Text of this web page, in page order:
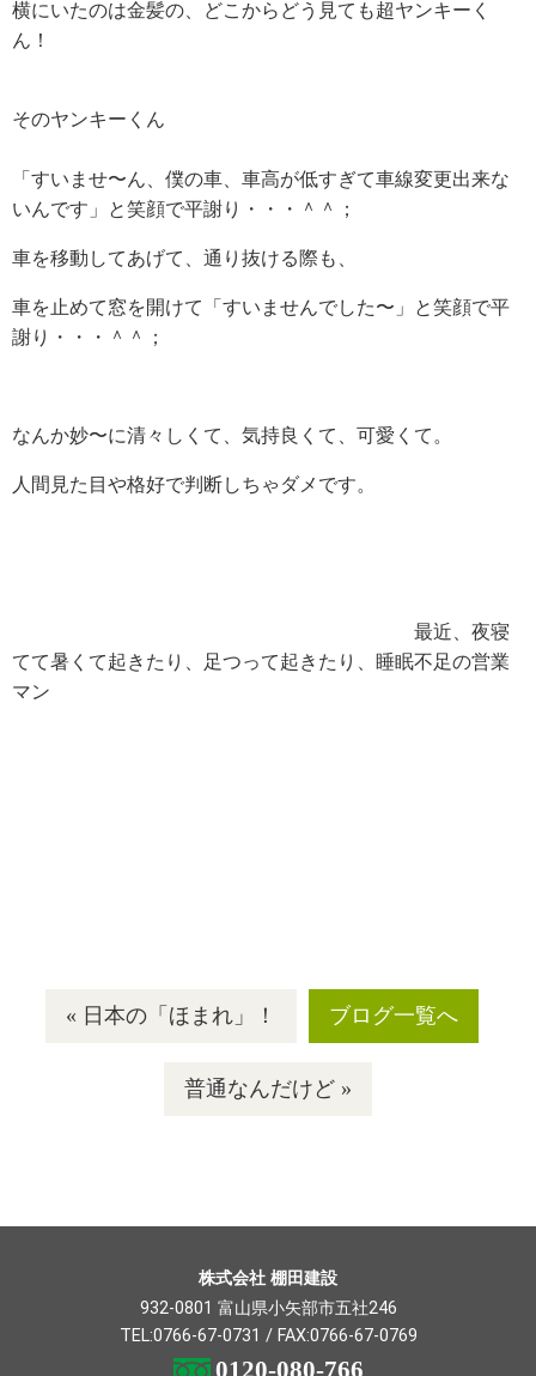
横にいたのは金髪の、どこからどう見ても超ヤンキーく
ん！
そのヤンキーくん
「すいませ〜ん、僕の車、車高が低すぎて車線変更出来な
いんです」と笑顔で平謝り・・・＾＾；
車を移動してあげて、通り抜ける際も、
車を止めて窓を開けて「すいませんでした〜」と笑顔で平
謝り・・・＾＾；
なんか妙〜に清々しくて、気持良くて、可愛くて。
人間見た目や格好で判断しちゃダメです。
最近、夜寝
てて暑くて起きたり、足つって起きたり、睡眠不足の営業
マン
« 日本の「ほまれ」！ ブログ一覧へ
普通なんだけど »
株式会社 棚田建設
932-0801 富山県小矢部市五社246
TEL:0766-67-0731 / FAX:0766-67-0769
0120-080-766